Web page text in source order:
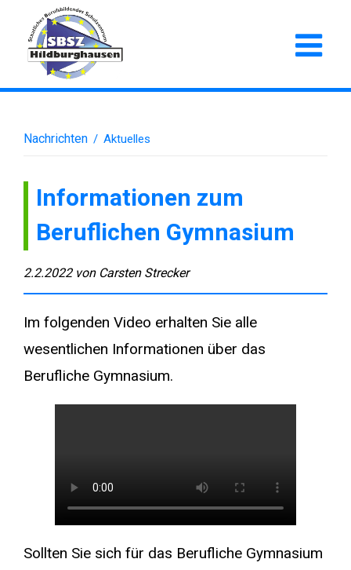
Nachrichten / Aktuelles
Informationen zum
Beruflichen Gymnasium
2.2.2022 von Carsten Strecker
Im folgenden Video erhalten Sie alle
wesentlichen Informationen über das
Berufliche Gymnasium.
Sollten Sie sich für das Berufliche Gymnasium